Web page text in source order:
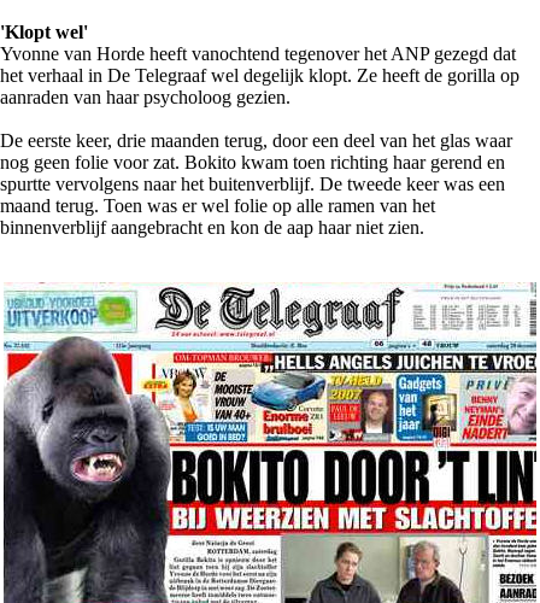
'Klopt wel'
Yvonne van Horde heeft vanochtend tegenover het ANP gezegd dat
het verhaal in De Telegraaf wel degelijk klopt. Ze heeft de gorilla op
aanraden van haar psycholoog gezien.
De eerste keer, drie maanden terug, door een deel van het glas waar
nog geen folie voor zat. Bokito kwam toen richting haar gerend en
spurtte vervolgens naar het buitenverblijf. De tweede keer was een
maand terug. Toen was er wel folie op alle ramen van het
binnenverblijf aangebracht en kon de aap haar niet zien.